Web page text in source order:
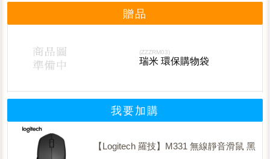
贈品
(ZZZRM03)
瑞米 環保購物袋
我要加購
【Logitech 羅技】M331 無線靜音滑鼠 黑